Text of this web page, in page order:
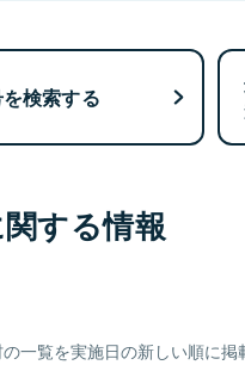
検索する
する情報
一覧を実施日の新しい順に掲